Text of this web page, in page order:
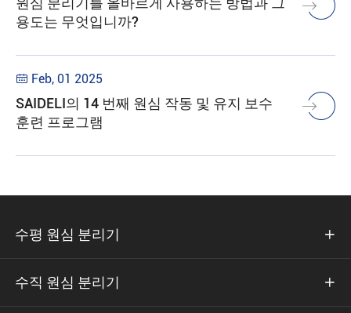
용도는 무엇입니까?
 Feb, 01 2025
SAIDELI의 14 번째 원심 작동 및 유지 보수
훈련 프로그램
수평 원심 분리기 
수직 원심 분리기 